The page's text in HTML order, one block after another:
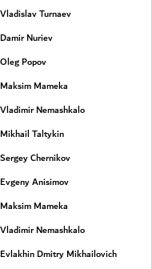
Vladislav Turnaev
Damir Nuriev
Oleg Popov
Maksim Mameka
Vladimir Nemashkalo
Mikhail Taltykin
Sergey Chernikov
Evgeny Anisimov
Maksim Mameka
Vladimir Nemashkalo
Evlakhin Dmitry Mikhailovich